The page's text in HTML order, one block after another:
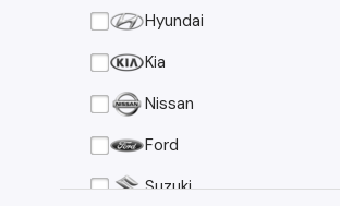
Hyundai
Kia
Nissan
Ford
Suzuki